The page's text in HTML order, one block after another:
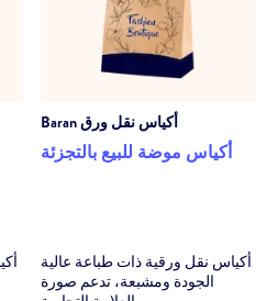
Baranأكياس نقل ورق
أكياس موضة للبيع بالتجزئة
أكياس نقل ورقية ذات طباعة عالية
الجودة ومشبعة، تدعم صورة